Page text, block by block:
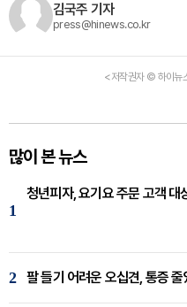
김국주 기자
press@hinews.co.kr
<저작권자 © 하이뉴
많이 본 뉴스
1
청년피자, 요기요 주문 고객 대
2